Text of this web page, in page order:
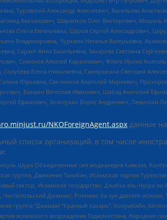
Туровский Александр Алексеевич, Васильева
Бекханович, Шарипков Олег Викторович,
Ольга Евгеньевна, Щаров Сергей Алексадрович,
Владимировна, Чуркина Наталья Валерьевна,
Саранг Анна Васильевна, Захарова Светлана
Симонов Алексей Кириллович, Флиге Ирина
Голубева Елена Николаевна, Ганнушкина Светлана
Юрьевна, Свечников Анатолий Мариевич,
Бахмин Вячеслав Иванович, Шабад Анатолий
Ефимович, Золотухин Борис Андреевич,
NKOForeignAgent.aspx данные на
список организаций, в том числе
Шура Объединенных сил моджахедов Кавказа,
группа, Движение Талибан, Исламская партия
сектор, Исламское государство, Джабха аль-
Чистопольский Джамаат, Рохнамо ба суи давлати
группа “Джамаат “Красный пахарь”, Колумбайн,
исламского возрождения Таджикистана, Народная